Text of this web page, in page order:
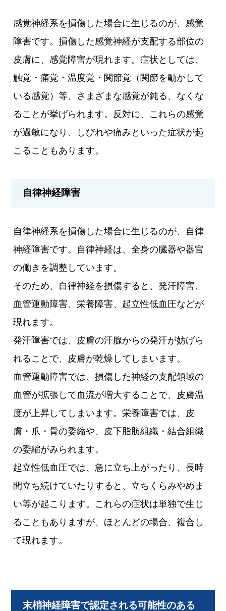
感覚神経系を損傷した場合に生じるのが、感覚
障害です。損傷した感覚神経が支配する部位の
皮膚に、感覚障害が現れます。症状としては、
触覚・痛覚・温度覚・関節覚（関節を動かして
いる感覚）等、さまざまな感覚が鈍る、なくな
ることが挙げられます。反対に、これらの感覚
が過敏になり、しびれや痛みといった症状が起
こることもあります。
自律神経障害
自律神経系を損傷した場合に生じるのが、自律
神経障害です。自律神経は、全身の臓器や器官
の働きを調整しています。
そのため、自律神経を損傷すると、発汗障害、
血管運動障害、栄養障害、起立性低血圧などが
現れます。
発汗障害では、皮膚の汗腺からの発汗が妨げら
れることで、皮膚が乾燥してしまいます。
血管運動障害では、損傷した神経の支配領域の
血管が拡張して血流が増大することで、皮膚温
度が上昇してしまいます。栄養障害では、皮
膚・爪・骨の委縮や、皮下脂肪組織・結合組織
の委縮がみられます。
起立性低血圧では、急に立ち上がったり、長時
間立ち続けていたりすると、立ちくらみやめま
い等が起こります。これらの症状は単独で生じ
ることもありますが、ほとんどの場合、複合し
て現れます。
末梢神経障害で認定される可能性のある